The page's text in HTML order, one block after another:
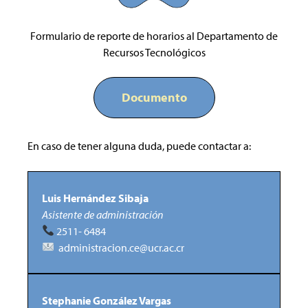
Formulario de reporte de horarios al Departamento de
Recursos Tecnológicos
Documento
En caso de tener alguna duda, puede contactar a:
Luis Hernández Sibaja
Asistente de administración
2511- 6484
administracion.ce@ucr.ac.cr
Stephanie González Vargas